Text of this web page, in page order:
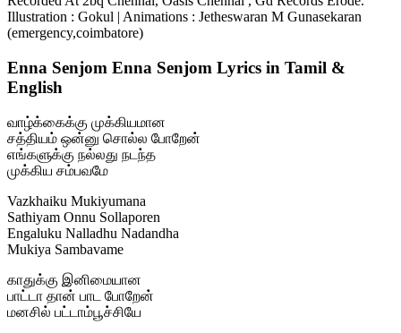
Illustration : Gokul | Animations : Jetheswaran M Gunasekaran
(emergency,coimbatore)
Enna Senjom Enna Senjom Lyrics in Tamil &
English
வாழ்க்கைக்கு முக்கியமான
சத்தியம் ஒன்னு சொல்ல போறேன்
எங்களுக்கு நல்லது நடந்த
முக்கிய சம்பவமே
Vazkhaiku Mukiyumana
Sathiyam Onnu Sollaporen
Engaluku Nalladhu Nadandha
Mukiya Sambavame
காதுக்கு இனிமையான
பாட்டா தான் பாட போறேன்
மனசில் பட்டாம்பூச்சியே